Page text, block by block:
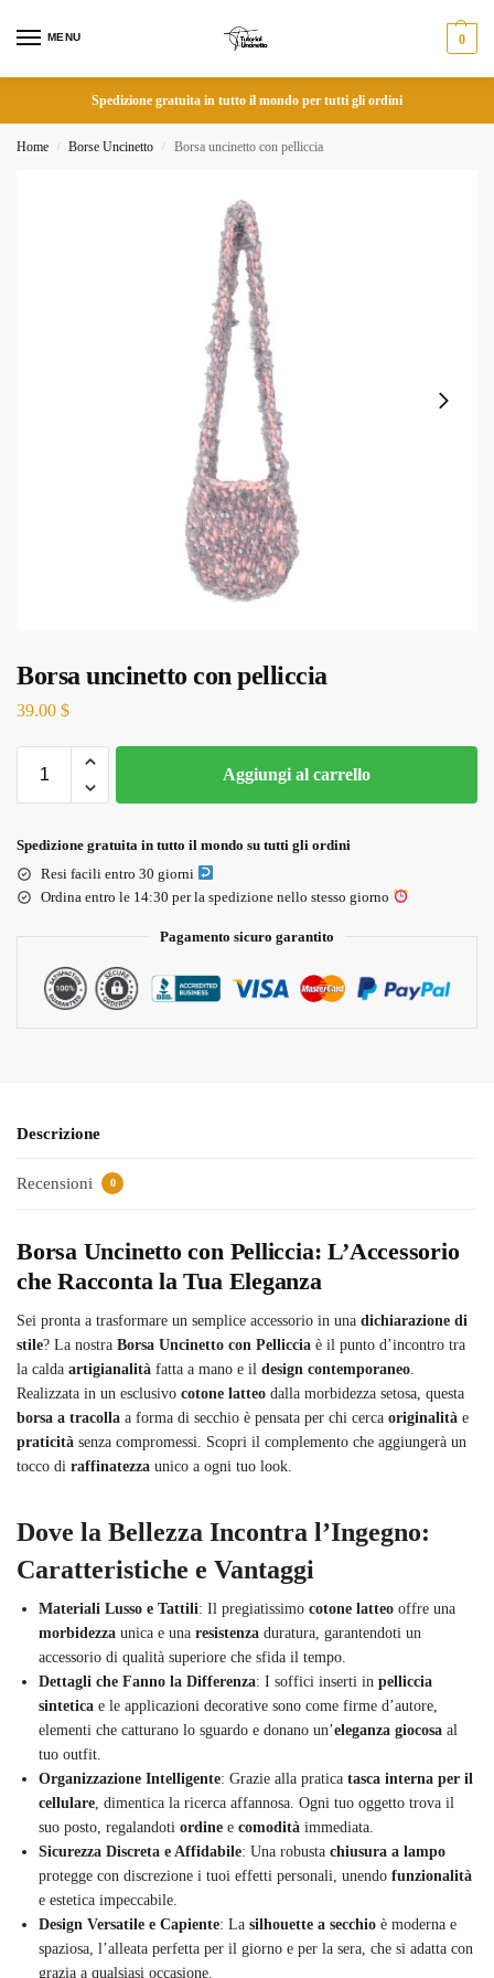
MENU 0
Spedizione gratuita in tutto il mondo per tutti gli ordini
Home / Borse Uncinetto / Borsa uncinetto con pelliccia
Borsa uncinetto con pelliccia
39.00 $
Aggiungi al carrello
Spedizione gratuita in tutto il mondo su tutti gli ordini
Resi facili entro 30 giorni
Ordina entro le 14:30 per la spedizione nello stesso giorno
Pagamento sicuro garantito
Descrizione
Recensioni 0
Borsa Uncinetto con Pelliccia: L’Accessorio
che Racconta la Tua Eleganza
Sei pronta a trasformare un semplice accessorio in una dichiarazione di
stile? La nostra Borsa Uncinetto con Pelliccia è il punto d’incontro tra
la calda artigianalità fatta a mano e il design contemporaneo.
Realizzata in un esclusivo cotone latteo dalla morbidezza setosa, questa
borsa a tracolla a forma di secchio è pensata per chi cerca originalità e
praticità senza compromessi. Scopri il complemento che aggiungerà un
tocco di raffinatezza unico a ogni tuo look.
Dove la Bellezza Incontra l’Ingegno:
Caratteristiche e Vantaggi
Materiali Lusso e Tattili: Il pregiatissimo cotone latteo offre una
morbidezza unica e una resistenza duratura, garantendoti un
accessorio di qualità superiore che sfida il tempo.
Dettagli che Fanno la Differenza: I soffici inserti in pelliccia
sintetica e le applicazioni decorative sono come firme d’autore,
elementi che catturano lo sguardo e donano un’eleganza giocosa al
tuo outfit.
Organizzazione Intelligente: Grazie alla pratica tasca interna per il
cellulare, dimentica la ricerca affannosa. Ogni tuo oggetto trova il
suo posto, regalandoti ordine e comodità immediata.
Sicurezza Discreta e Affidabile: Una robusta chiusura a lampo
protegge con discrezione i tuoi effetti personali, unendo funzionalità
e estetica impeccabile.
Design Versatile e Capiente: La silhouette a secchio è moderna e
spaziosa, l’alleata perfetta per il giorno e per la sera, che si adatta con
grazia a qualsiasi occasione.